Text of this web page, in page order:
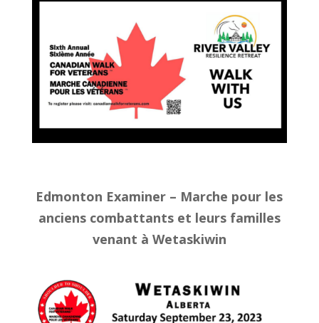
Edmonton Examiner – Marche pour les
anciens combattants et leurs familles
venant à Wetaskiwin